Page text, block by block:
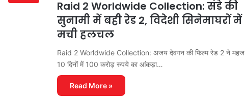
Raid 2 Worldwide Collection: संडे की
सुनामी में बही रेड 2, विदेशी सिनेमाघरों में
मची हलचल
Raid 2 Worldwide Collection: अजय देवगन की फिल्म रेड 2 ने महज
10 दिनों में 100 करोड़ रुपये का आंकड़ा…
Read More »